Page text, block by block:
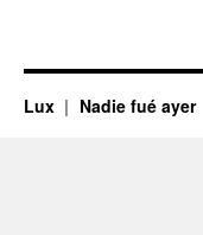
Lux Nadie fué ayer